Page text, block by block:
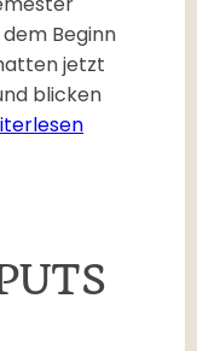
Beginn
jetzt
blicken